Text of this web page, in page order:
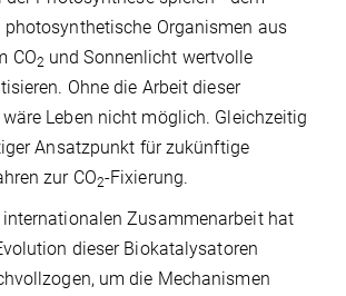
photosynthetische Organismen aus
CO2 und Sonnenlicht wertvolle
Ohne die Arbeit dieser
Leben nicht möglich. Gleichzeitig
Ansatzpunkt für zukünftige
zur CO2-Fixierung.
internationalen Zusammenarbeit hat
dieser Biokatalysatoren
um die Mechanismen